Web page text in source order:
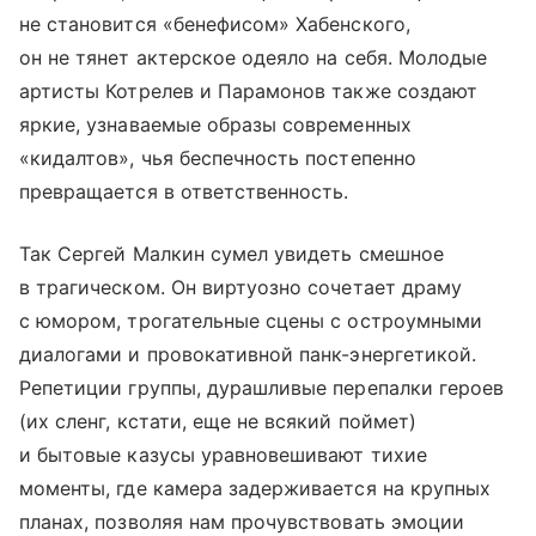
не становится «бенефисом» Хабенского,
он не тянет актерское одеяло на себя. Молодые
артисты Котрелев и Парамонов также создают
яркие, узнаваемые образы современных
«кидалтов», чья беспечность постепенно
превращается в ответственность.
Так Сергей Малкин сумел увидеть смешное
в трагическом. Он виртуозно сочетает драму
с юмором, трогательные сцены с остроумными
диалогами и провокативной панк-энергетикой.
Репетиции группы, дурашливые перепалки героев
(их сленг, кстати, еще не всякий поймет)
и бытовые казусы уравновешивают тихие
моменты, где камера задерживается на крупных
планах, позволяя нам прочувствовать эмоции